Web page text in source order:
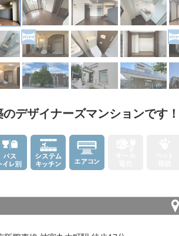
デザイナーズマンションです